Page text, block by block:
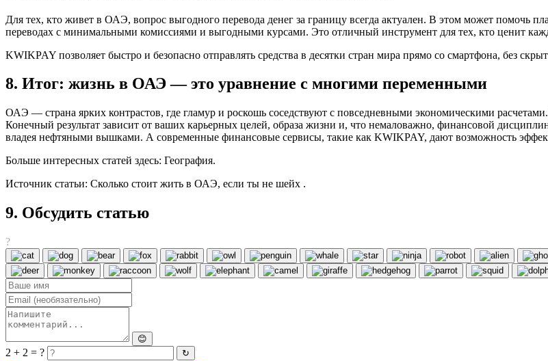
Для тех, кто живет в ОАЭ, вопрос выгодного перевода денег за границу всегда актуален. В этом может помочь
переводах с минимальными комиссиями и выгодными курсами. Это отличный инструмент для тех, кто ценит
KWIKPAY позволяет быстро и безопасно отправлять средства в десятки стран мира прямо со смартфона, без
8. Итог: жизнь в ОАЭ — это уравнение с многими переменными
ОАЭ — страна ярких контрастов, где гламур и роскошь соседствуют с повседневными экономическими
Конечный результат зависит от ваших карьерных целей, образа жизни и, что немаловажно, финансовой
владея нефтяными вышками. А современные финансовые сервисы, такие как KWIKPAY, дают возможность
Больше интересных статей здесь: География.
Источник статьи: Сколько стоит жить в ОАЭ, если ты не шейх .
9. Обсудить статью
?
😊
2 + 2 = ? ↻